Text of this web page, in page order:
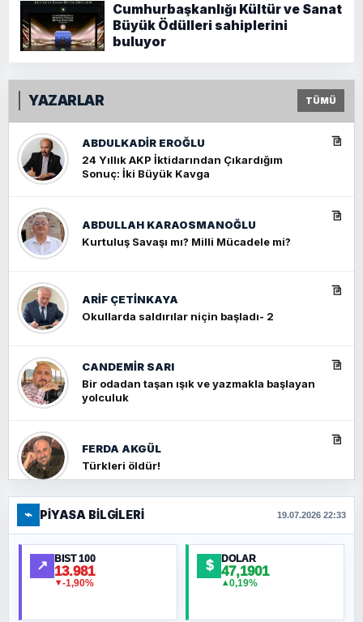
Cumhurbaşkanlığı Kültür ve Sanat
Büyük Ödülleri sahiplerini
buluyor
YAZARLAR TÜMÜ
ABDULKADIR EROĞLU
24 Yıllık AKP İktidarından Çıkardığım
Sonuç: İki Büyük Kavga
ABDULLAH KARAOSMANOĞLU
Kurtuluş Savaşı mı? Milli Mücadele mi?
ARIF ÇETİNKAYA
Okullarda saldırılar niçin başladı- 2
CANDEMIR SARI
Bir odadan taşan ışık ve yazmakla başlayan
yolculuk
FERDA AKGÜL
Türkleri öldür!
FERHAT BÜYÜKKALKAN
Ankara Zirvesi: NATO Toplantısı mı, Yeni
Ortadoğu Haritasının Provası mı?
⌁ PIYASA BILGILERI 19.07.2026 22:33
↗ BIST 100
13.981
▼-1,90%
$ DOLAR
47,1901
▲0,19%